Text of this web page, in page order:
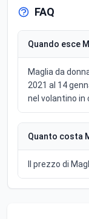
FAQ
Quando esce
Maglia da
2021 al 14
nel volantino in
Quanto costa
Il prezzo di